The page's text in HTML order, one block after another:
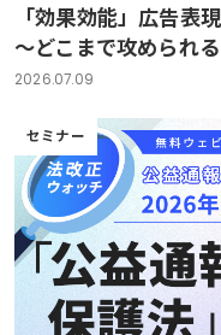
「効果効能」広告表
～どこまで攻められ
2026.07.09
セミナー